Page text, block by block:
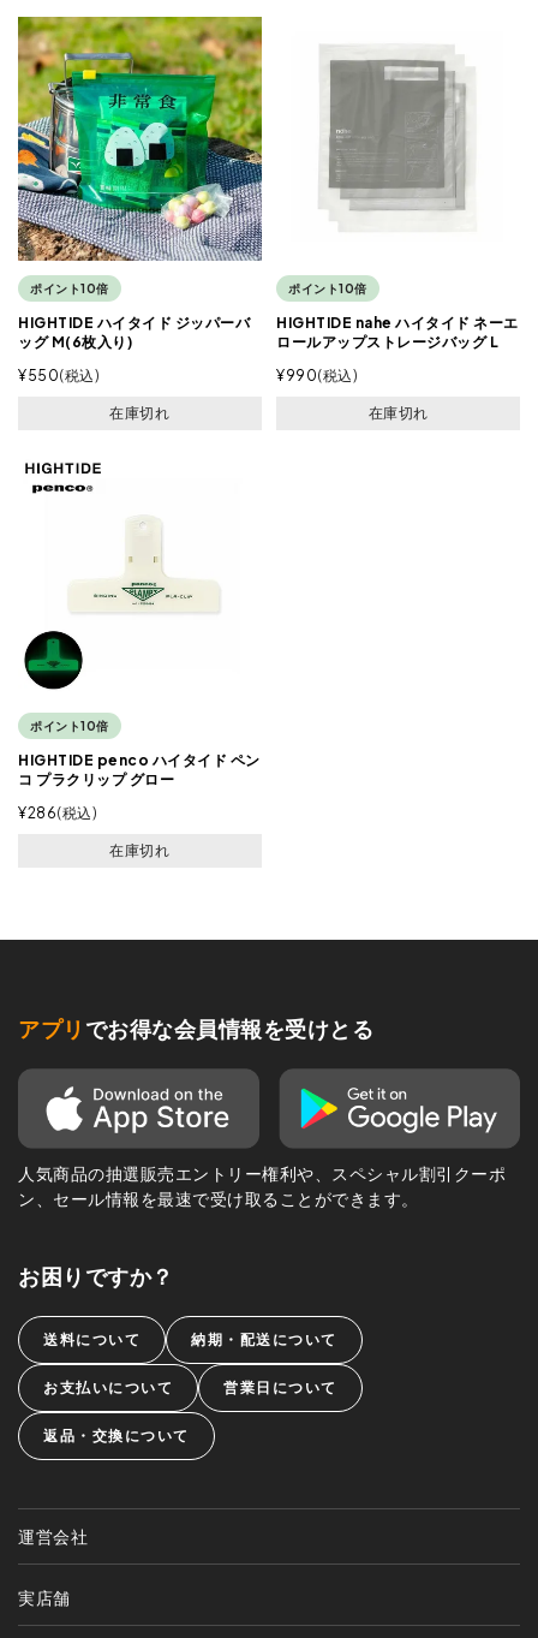
ポイント10倍
HIGHTIDE ハイタイド ジッパーバ
ッグ M(6枚入り)
¥550 税込
在庫切れ
ポイント10倍
HIGHTIDE nahe ハイタイド ネーエ
ロールアップストレージバッグ L
¥990 税込
在庫切れ
ポイント10倍
HIGHTIDE penco ハイタイド ペン
コ プラクリップ グロー
¥286 税込
在庫切れ
アプリ でお得な会員情報を受けとる
人気商品の抽選販売エントリー権利や、スペシャル割引クーポ
ン、セール情報を最速で受け取ることができます。
お困りですか？
送料について 納期・配送について
お支払いについて 営業日について
返品・交換について
運営会社
実店舗